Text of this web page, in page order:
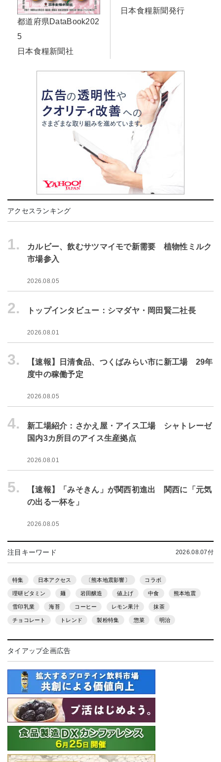
都道府県DataBook202
5
日本食糧新聞社
日本食糧新聞発行
アクセスランキング
1.
カルビー、飲むサツマイモで新需要 植物性ミルク
市場参入
2026.08.05
2. トップインタビュー：シマダヤ・岡田賢二社長
2026.08.01
3.
【速報】日清食品、つくばみらい市に新工場 29年
度中の稼働予定
2026.08.05
4.
新工場紹介：さかえ屋・アイス工場 シャトレーゼ
国内3カ所目のアイス生産拠点
2026.08.01
5.
【速報】「みそきん」が関西初進出 関西に「元気
の出る一杯を」
2026.08.05
注目キーワード 2026.08.07付
特集 日本アクセス 〔熊本地震影響〕 コラボ
理研ビタミン 麺 岩田醸造 値上げ 中食 熊本地震
雪印乳業 海苔 コーヒー レモン果汁 抹茶
チョコレート トレンド 製粉特集 惣菜 明治
タイアップ企画広告